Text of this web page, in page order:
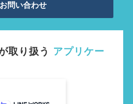
お問い合わせ
取り扱う アプリケー